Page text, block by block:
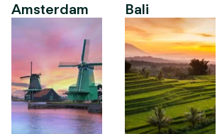
Amsterdam
Bali